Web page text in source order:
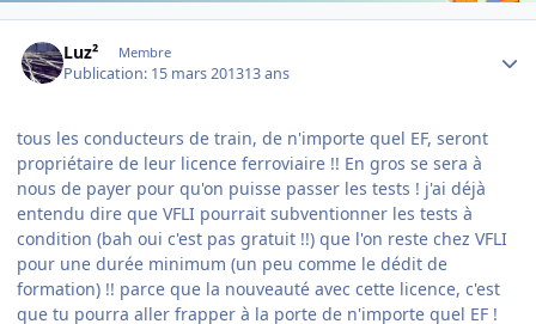
Luz² Membre
Publication: 15 mars 201313 ans
tous les conducteurs de train, de n'importe quel EF, seront
propriétaire de leur licence ferroviaire !! En gros se sera à
nous de payer pour qu'on puisse passer les tests ! j'ai déjà
entendu dire que VFLI pourrait subventionner les tests à
condition (bah oui c'est pas gratuit !!) que l'on reste chez VFLI
pour une durée minimum (un peu comme le dédit de
formation) !! parce que la nouveauté avec cette licence, c'est
que tu pourra aller frapper à la porte de n'importe quel EF !